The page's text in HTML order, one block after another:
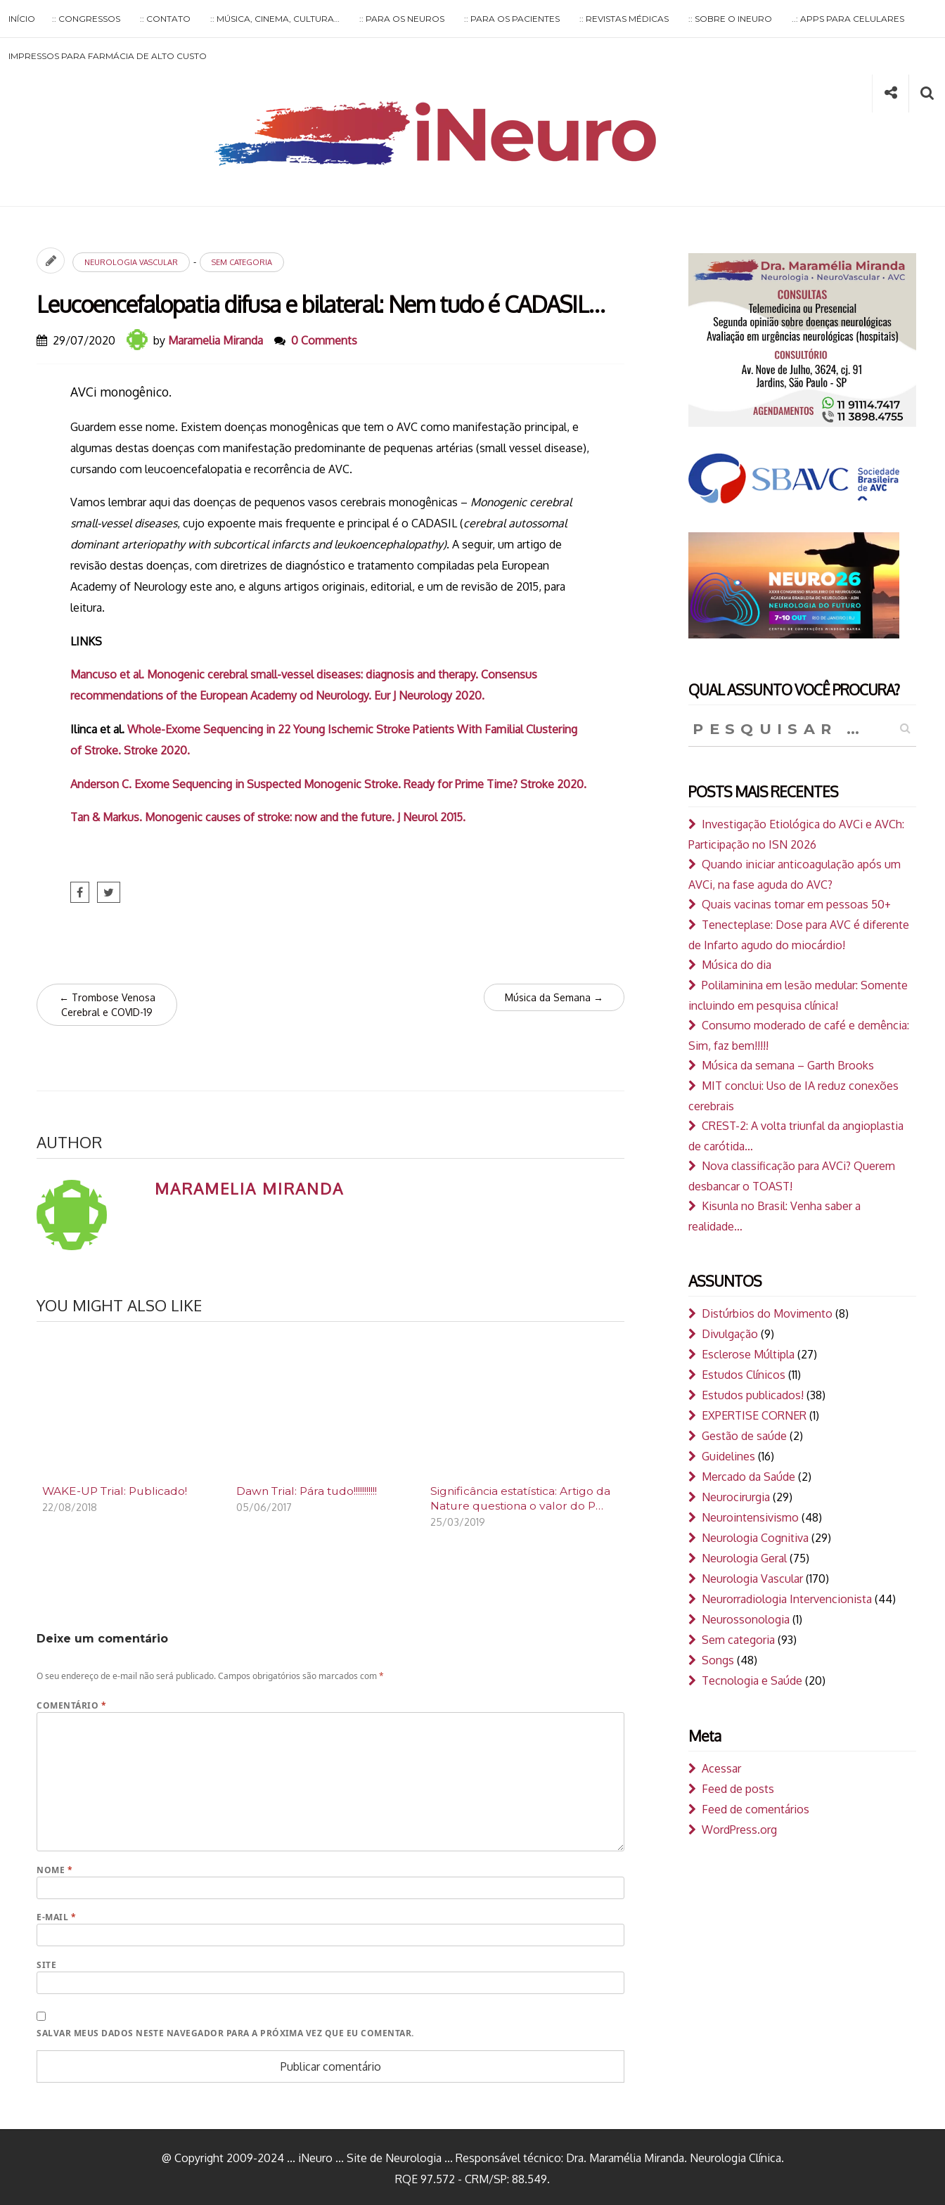
to
content
INÍCIO :: CONGRESSOS :: CONTATO :: MÚSICA, CINEMA, CULTURA… :: PARA OS NEUROS :: PARA OS PACIENTES :: REVISTAS MÉDICAS :: SOBRE O INEURO ..: APPS PARA CELULARES
IMPRESSOS PARA FARMÁCIA DE ALTO CUSTO
for
Type your search keyword, and press enter to search
Social
NEUROLOGIA VASCULAR - SEM CATEGORIA
Leucoencefalopatia difusa e bilateral: Nem tudo é CADASIL…
29/07/2020 by Maramelia Miranda 0 Comments
AVCi monogênico.
Guardem esse nome. Existem doenças monogênicas que tem o AVC como manifestação principal, e
algumas destas doenças com manifestação predominante de pequenas artérias (small vessel disease),
cursando com leucoencefalopatia e recorrência de AVC.
Vamos lembrar aqui das doenças de pequenos vasos cerebrais monogênicas – Monogenic cerebral
small-vessel diseases, cujo expoente mais frequente e principal é o CADASIL (cerebral autossomal
dominant arteriopathy with subcortical infarcts and leukoencephalopathy). A seguir, um artigo de
revisão destas doenças, com diretrizes de diagnóstico e tratamento compiladas pela European
Academy of Neurology este ano, e alguns artigos originais, editorial, e um de revisão de 2015, para
leitura.
LINKS
Mancuso et al. Monogenic cerebral small-vessel diseases: diagnosis and therapy. Consensus
recommendations of the European Academy od Neurology. Eur J Neurology 2020.
Ilinca et al.Whole-Exome Sequencing in 22 Young Ischemic Stroke Patients With Familial Clustering
of Stroke. Stroke 2020.
Anderson C. Exome Sequencing in Suspected Monogenic Stroke. Ready for Prime Time? Stroke 2020.
Tan & Markus. Monogenic causes of stroke: now and the future. J Neurol 2015.
Post
navigation
← Trombose Venosa
Cerebral e COVID-19
Música da Semana →
AUTHOR
MARAMELIA MIRANDA
YOU MIGHT ALSO LIKE
WAKE-UP Trial: Publicado!
22/08/2018
Dawn Trial: Pára tudo!!!!!!!!!!!
05/06/2017
Significância estatística: Artigo da
Nature questiona o valor do P…
25/03/2019
Deixe um comentário
O seu endereço de e-mail não será publicado.Campos obrigatórios são marcados com*
COMENTÁRIO *
NOME *
E-MAIL *
SITE
SALVAR MEUS DADOS NESTE NAVEGADOR PARA A PRÓXIMA VEZ QUE EU COMENTAR.
QUAL ASSUNTO VOCÊ PROCURA?
por:
POSTS MAIS RECENTES
Investigação Etiológica do AVCi e AVCh:
Participação no ISN 2026
Quando iniciar anticoagulação após um
AVCi, na fase aguda do AVC?
Quais vacinas tomar em pessoas 50+
Tenecteplase: Dose para AVC é diferente
de Infarto agudo do miocárdio!
Música do dia
Polilaminina em lesão medular: Somente
incluindo em pesquisa clínica!
Consumo moderado de café e demência:
Sim, faz bem!!!!!
Música da semana – Garth Brooks
MIT conclui: Uso de IA reduz conexões
cerebrais
CREST-2: A volta triunfal da angioplastia
de carótida…
Nova classificação para AVCi? Querem
desbancar o TOAST!
Kisunla no Brasil: Venha saber a
realidade…
ASSUNTOS
Distúrbios do Movimento (8)
Divulgação (9)
Esclerose Múltipla (27)
Estudos Clínicos (11)
Estudos publicados! (38)
EXPERTISE CORNER (1)
Gestão de saúde (2)
Guidelines (16)
Mercado da Saúde (2)
Neurocirurgia (29)
Neurointensivismo (48)
Neurologia Cognitiva (29)
Neurologia Geral(75)
Neurologia Vascular(170)
Neurorradiologia Intervencionista (44)
Neurossonologia (1)
Sem categoria (93)
Songs (48)
Tecnologia e Saúde (20)
Meta
Acessar
Feed de posts
Feed de comentários
WordPress.org
@ Copyright 2009-2024 ... iNeuro ... Site de Neurologia ... Responsável técnico: Dra. Maramélia Miranda. Neurologia Clínica.
RQE 97.572 - CRM/SP: 88.549.